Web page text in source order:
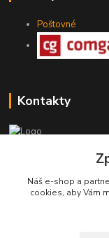
Poštovné
Kontakty
Náš e-shop a
cookies, aby Vám